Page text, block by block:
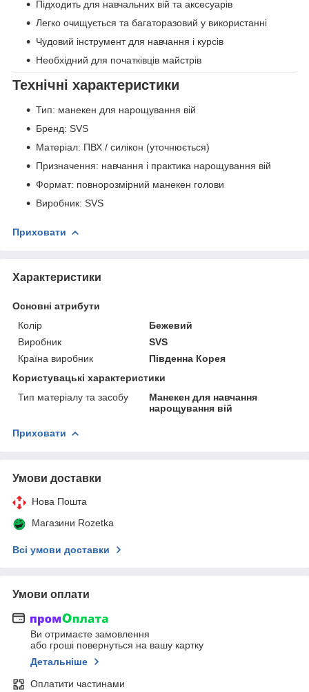
Підходить для навчальних вій та аксесуарів
Легко очищується та багаторазовий у використанні
Чудовий інструмент для навчання і курсів
Необхідний для початківців майстрів
Технічні характеристики
Тип: манекен для нарощування вій
Бренд: SVS
Матеріал: ПВХ / силікон (уточнюється)
Призначення: навчання і практика нарощування вій
Формат: повнорозмірний манекен голови
Виробник: SVS
Приховати
Характеристики
Основні атрибути
Колір
Бежевий
Виробник
SVS
Країна виробник
Південна Корея
Користувацькі характеристики
Тип матеріалу та засобу
Манекен для навчання
нарощування вій
Приховати
Умови доставки
Нова Пошта
Магазини Rozetka
Всі умови доставки
Умови оплати
Ви отримаєте замовлення
або гроші повернуться на вашу картку
Детальніше
Оплатити частинами